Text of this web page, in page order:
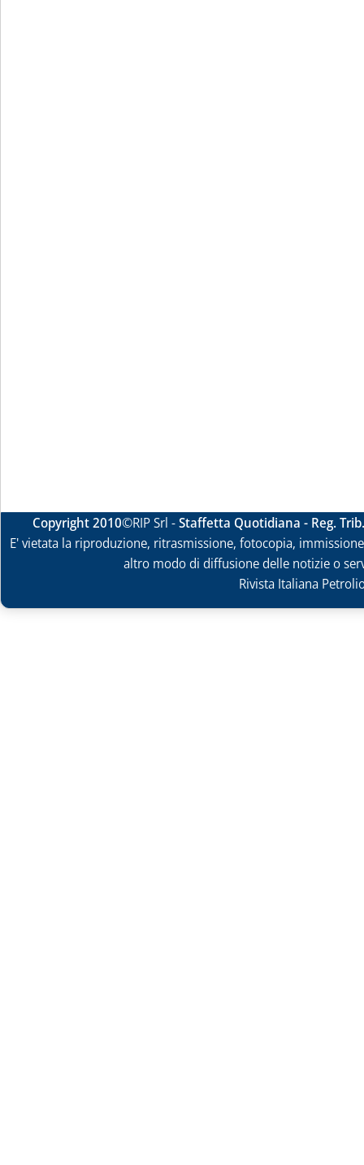
Copyright 2010©RIP Srl -Staffetta Quotidiana - Reg.
E' vietata la riproduzione, ritrasmissione, fotocopia,
altro modo di diffusione delle notizie o
Rivista Italiana